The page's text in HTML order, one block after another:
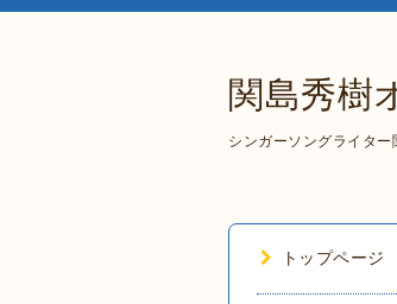
関島秀樹
シンガーソングライター
トップページ